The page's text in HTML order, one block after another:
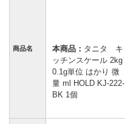
商品名 本商品： タニタ キ
ッチンスケール 2kg
0.1g単位 はかり 微
量 ml HOLD KJ-222-
BK 1個